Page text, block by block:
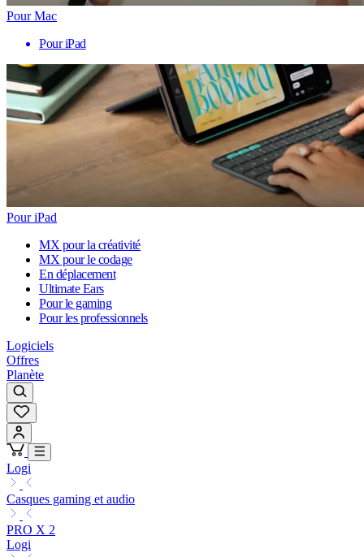
Pour Mac
Pour iPad
Pour iPad
MX pour la créativité
MX pour le codage
En déplacement
Ultimate Ears
Pour le gaming
Pour les professionnels
Logiciels
Offres
Planète
Logi
Casques gaming et audio
PRO X 2
Logi